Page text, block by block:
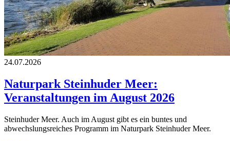
24.07.2026
Naturpark Steinhuder Meer:
Veranstaltungen im August 2026
Steinhuder Meer. Auch im August gibt es ein buntes und
abwechslungsreiches Programm im Naturpark Steinhuder Meer.